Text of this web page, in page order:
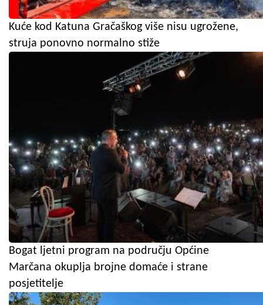
Kuće kod Katuna Gračaškog više nisu ugrožene,
struja ponovno normalno stiže
Bogat ljetni program na području Općine
Marčana okuplja brojne domaće i strane
posjetitelje